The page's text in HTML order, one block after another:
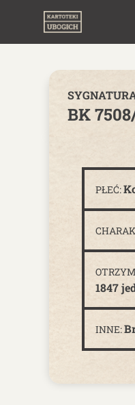
BK
PŁEĆ:
1847
INNE: